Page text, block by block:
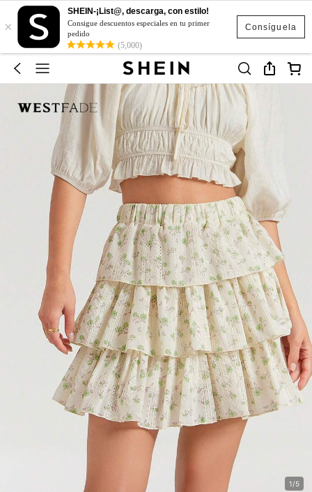
Consíguela
×
SHEIN-¡List@, descarga, con estilo!
Consigue descuentos especiales en tu primer
pedido
(5,000)
1/5